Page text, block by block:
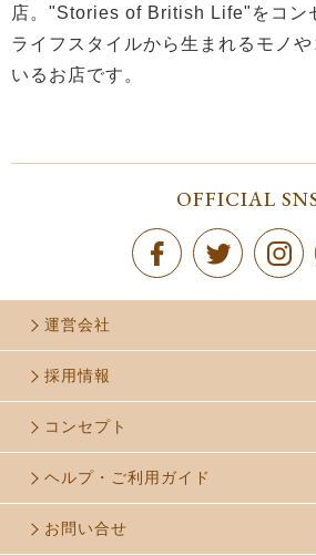
店。"Stories of British Life"をコン
ライフスタイルから生まれるモノ
いるお店です。
OFFICIAL
運営会社
採用情報
コンセプト
ヘルプ・ご利用ガイド
お問い合せ